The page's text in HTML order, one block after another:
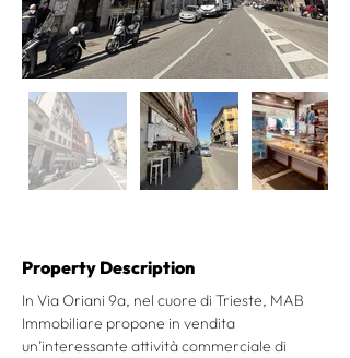
Property Description
In Via Oriani 9a, nel cuore di Trieste, MAB
Immobiliare propone in vendita
un’interessante attività commerciale di